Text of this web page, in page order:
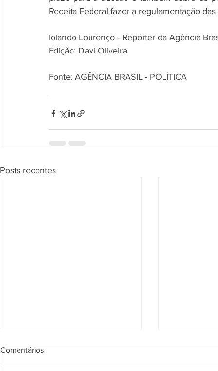
Receita Federal fazer a regulamentação
Iolando Lourenço - Repórter da Agência
Edição: Davi Oliveira
Fonte: AGÊNCIA BRASIL - POLÍTICA
Posts recentes
Segunda Seção confirma que
vendedor pode responder por
obrigações do imóvel
na compra
Comentários